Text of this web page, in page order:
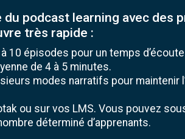
du podcast learning avec des
très rapide :
10 épisodes pour un temps
de 4 à 5 minutes.
modes narratifs pour maintenir
ou sur vos LMS. Vous pouvez
déterminé d’apprenants.